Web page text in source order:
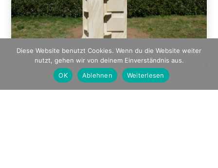
Diese Website benutzt Cookies. Wenn du die Website weiter
nutzt, gehen wir von deinem Einverständnis aus.
OK
Ablehnen Weiterlesen